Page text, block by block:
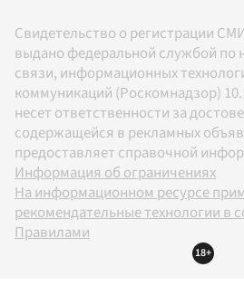
Свидетельство о регистрации
выдано федеральной службой по
связи, информационных
коммуникаций (Роскомнадзор)
несет ответственности за
содержащейся в рекламных
предоставляет справочной
Информация об ограничениях
На информационном ресурсе
рекомендательные технологии в
Правилами
18+